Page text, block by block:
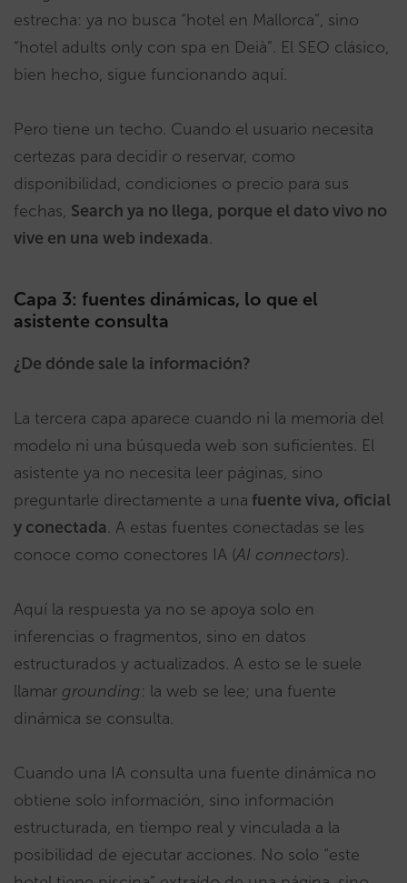
estrecha: ya no busca “hotel en Mallorca”, sino
“hotel adults only con spa en Deià”. El SEO clásico,
bien hecho, sigue funcionando aquí.
Pero tiene un techo. Cuando el usuario necesita
certezas para decidir o reservar, como
disponibilidad, condiciones o precio para sus
fechas, Search ya no llega, porque el dato vivo no
vive en una web indexada.
Capa 3: fuentes dinámicas, lo que el
asistente consulta
¿De dónde sale la información?
La tercera capa aparece cuando ni la memoria del
modelo ni una búsqueda web son suficientes. El
asistente ya no necesita leer páginas, sino
preguntarle directamente a una fuente viva, oficial
y conectada. A estas fuentes conectadas se les
conoce como conectores IA (AI connectors).
Aquí la respuesta ya no se apoya solo en
inferencias o fragmentos, sino en datos
estructurados y actualizados. A esto se le suele
llamar grounding: la web se lee; una fuente
dinámica se consulta.
Cuando una IA consulta una fuente dinámica no
obtiene solo información, sino información
estructurada, en tiempo real y vinculada a la
posibilidad de ejecutar acciones. No solo “este